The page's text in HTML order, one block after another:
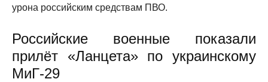
урона российским средствам ПВО.
Российские военные показали
прилёт «Ланцета» по украинскому
МиГ-29